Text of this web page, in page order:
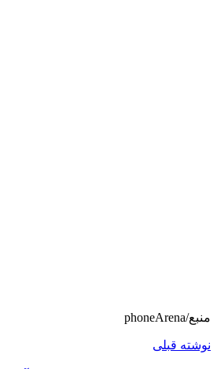
منبع/phoneArena
نوشته قبلی